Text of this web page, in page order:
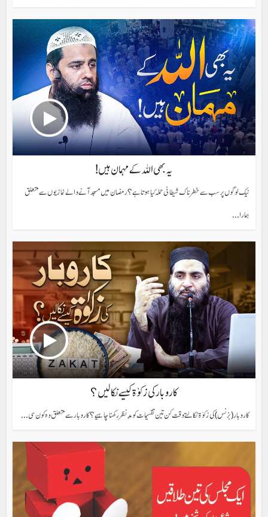
یہ بھی اللہ کے مہمان ہیں!
نیک لوگوں پر سب سے خطرناک شیطانی حملہ کیا ہوتا ہے؟ رمضان میں مسجد آنے والے نمازیوں سے متعلق
ہمارا...
کاروبار کی زکوٰۃ کیسے نکالیں؟
کاروبار (بزنس) کی زکوٰۃ نکالتے وقت کن تین تقسیمات کو مدِنظر رکھنا چاہیے؟ کاروبار سے متعلق وہ کون سی...